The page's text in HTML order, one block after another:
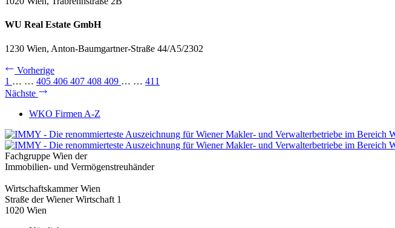
WU Real Estate GmbH
1230 Wien, Anton-Baumgartner-Straße 44/A5/2302
Vorherige
1 … … 405 406 407 408 409 … … 411
Nächste
WKO Firmen A-Z
Fachgruppe Wien der
Immobilien- und Vermögenstreuhänder
Wirtschaftskammer Wien
Straße der Wiener Wirtschaft 1
1020 Wien